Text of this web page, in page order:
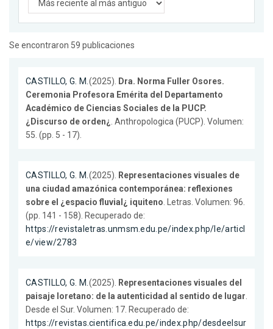
Se encontraron 59 publicaciones
CASTILLO, G. M.(2025). Dra. Norma Fuller Osores.
Ceremonia Profesora Emérita del Departamento
Académico de Ciencias Sociales de la PUCP.
¿Discurso de orden¿ . Anthropologica (PUCP). Volumen:
55. (pp. 5 - 17).
CASTILLO, G. M.(2025). Representaciones visuales de
una ciudad amazónica contemporánea: reflexiones
sobre el ¿espacio fluvial¿ iquiteno. Letras. Volumen: 96.
(pp. 141 - 158). Recuperado de:
https://revistaletras.unmsm.edu.pe/index.php/le/articl
e/view/2783
CASTILLO, G. M.(2025). Representaciones visuales del
paisaje loretano: de la autenticidad al sentido de lugar.
Desde el Sur. Volumen: 17. Recuperado de:
https://revistas.cientifica.edu.pe/index.php/desdeelsur